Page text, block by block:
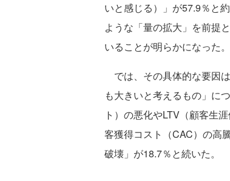
いと感じる）」が57.9％と
ような「量の拡大」を前提
いることが明らかになった。
では、その具体的な要因
も大きいと考えるもの」に
ト）の悪化やLTV（顧客生
客獲得コスト（CAC）の高
破壊」が18.7％と続いた。